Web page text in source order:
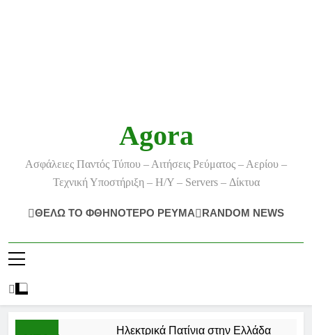
Agora
Ασφάλειες Παντός Τύπου – Αιτήσεις Ρεύματος – Αερίου –
Τεχνική Υποστήριξη – Η/Υ – Servers – Δίκτυα
ΘΕΛΩ ΤΟ ΦΘΗΝΟΤΕΡΟ ΡΕΥΜΑ RANDOM NEWS
Ηλεκτρικά Πατίνια στην Ελλάδα